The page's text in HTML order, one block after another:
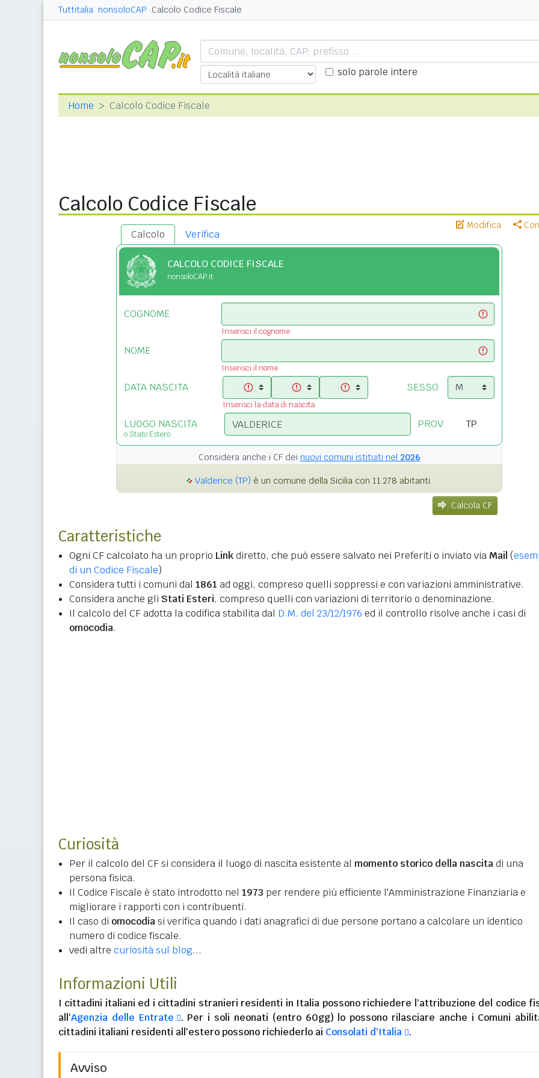
Tuttitalia nonsoloCAP Calcolo Codice Fiscale
solo parole intere
Home Calcolo Codice Fiscale
Calcolo Codice Fiscale
Modifica
Calcolo Verifica
CALCOLO CODICE FISCALE
nonsoloCAP.it
COGNOME
Inserisci il cognome
NOME
Inserisci il nome
DATA NASCITA
Inserisci la data di nascita
SESSO
LUOGO NASCITA
o Stato Estero
PROV
Considera anche i CF dei nuovi comuni istituiti nel 2026
Valderice (TP) è un comune della Sicilia con 11.278 abitanti.
Calcola CF
Caratteristiche
Ogni CF calcolato ha un proprio Linkdiretto, che può essere salvato nei Preferiti o inviato via Mail (
di un Codice Fiscale)
Considera tutti i comuni dal 1861 ad oggi, compreso quelli soppressi e con variazioni amministrative.
Considera anche gli Stati Esteri, compreso quelli con variazioni di territorio o denominazione.
Il calcolo del CF adotta la codifica stabilita dal D.M. del 23/12/1976 ed il controllo risolve anche i casi di
omocodia.
Curiosità
Per il calcolo del CF si considera il luogo di nascita esistente al momento storico della nascitadi una
persona fisica.
Il Codice Fiscale è stato introdotto nel 1973 per rendere più efficiente l'Amministrazione Finanziaria e
migliorare i rapporti con i contribuenti.
Il caso di omocodiasi verifica quando i dati anagrafici di due persone portano a calcolare un identico
numero di codice fiscale.
vedi altre curiosità sul blog...
Informazioni Utili
I cittadini italiani ed i cittadini stranieri residenti in Italia possono richiedere l'attribuzione del codice
all'Agenzia delle Entrate
. Per i soli neonati (entro 60gg) lo possono rilasciare anche i Comuni
cittadini italiani residenti all'esteropossono richiederlo ai Consolati d'Italia .
Avviso